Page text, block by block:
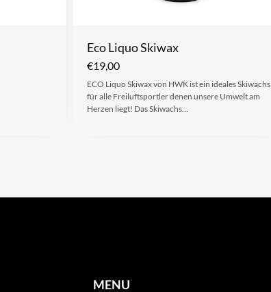
Eco Liquo Skiwax
€19,00
ECO Liquo Skiwax von HWK ist ein ideales Skiwachs,
für alle Freiluftsportler denen unsere Umwelt am
Herzen liegt! Das Skiwachs…
MENU